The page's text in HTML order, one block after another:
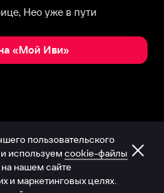
Нео уже в пути
«Мой Иви»
пользовательского
используем cookie-файлы
на нашем сайте
и маркетинговых целях.